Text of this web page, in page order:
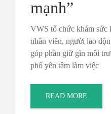
mạnh”
VWS tổ chức khám sức
nhân viên, người lao
góp phần giữ gìn môi
phố yên tâm làm việc
READ MORE